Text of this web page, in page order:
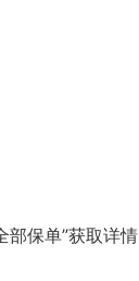
部保单”获取详情